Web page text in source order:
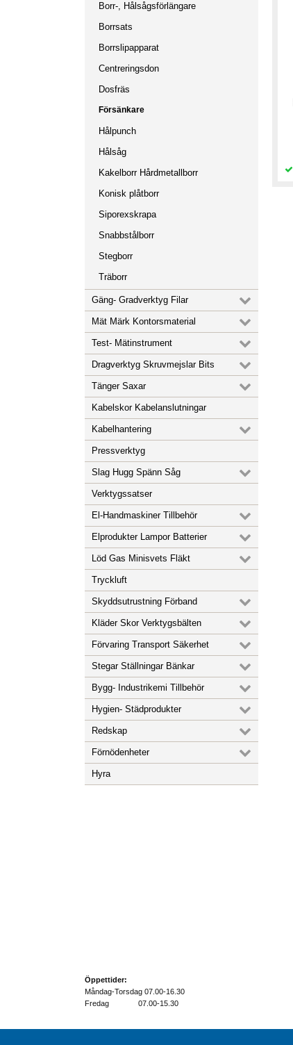
Borr-, Hålsågsförlängare
Borrsats
Borrslipapparat
Centreringsdon
Dosfräs
Försänkare
Hålpunch
Hålsåg
Kakelborr Hårdmetallborr
Konisk plåtborr
Siporexskrapa
Snabbstålborr
Stegborr
Träborr
Gäng- Gradverktyg Filar
Mät Märk Kontorsmaterial
Test- Mätinstrument
Dragverktyg Skruvmejslar Bits
Tänger Saxar
Kabelskor Kabelanslutningar
Kabelhantering
Pressverktyg
Slag Hugg Spänn Såg
Verktygssatser
El-Handmaskiner Tillbehör
Elprodukter Lampor Batterier
Löd Gas Minisvets Fläkt
Tryckluft
Skyddsutrustning Förband
Kläder Skor Verktygsbälten
Förvaring Transport Säkerhet
Stegar Ställningar Bänkar
Bygg- Industrikemi Tillbehör
Hygien- Städprodukter
Redskap
Förnödenheter
Hyra
Öppettider:
Måndag-Torsdag 07.00-16.30
Fredag 07.00-15.30